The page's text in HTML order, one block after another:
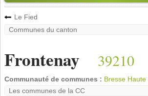
Le Fied
Frontenay 39210
Communauté de communes : Bresse Haute